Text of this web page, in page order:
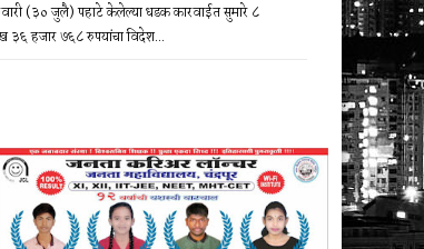
(३० जुलै) पहाटे केलेल्या धडक कारवाईत सुमारे ८
३६ हजार ७६८ रुपयांचा विदेश...